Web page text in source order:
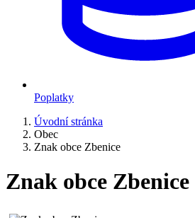
Poplatky
Úvodní stránka
Obec
Znak obce Zbenice
Znak obce Zbenice